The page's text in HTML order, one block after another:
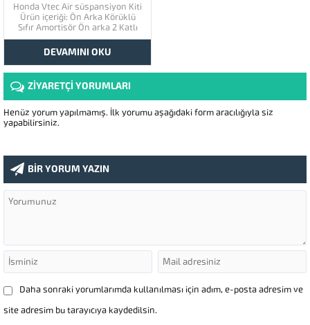
Honda Vtec Air süspansiyon Kiti
Ürün içeriği: Ön Arka Körüklü
Sıfır Amortisör Ön arka 2 Katlı
Körük Rulmanlı Amortisör
Takozu AirMadz Büyük Kafa
Kompresör Çelik Telli Hortum iç
dış boyalı özel hava tankı Dans
Modlu Kumanda
DEVAMINI OKU
ZİYARETÇİ YORUMLARI
Henüz yorum yapılmamış. İlk yorumu aşağıdaki form aracılığıyla siz
yapabilirsiniz.
BİR YORUM YAZIN
Daha sonraki yorumlarımda kullanılması için adım, e-posta adresim ve
site adresim bu tarayıcıya kaydedilsin.